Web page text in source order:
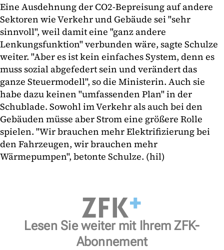
Eine Ausdehnung der CO2-Bepreisung auf andere
Sektoren wie Verkehr und Gebäude sei "sehr
sinnvoll", weil damit eine "ganz andere
Lenkungsfunktion" verbunden wäre, sagte Schulze
weiter. "Aber es ist kein einfaches System, denn es
muss sozial abgefedert sein und verändert das
ganze Steuermodell", so die Ministerin. Auch sie
habe dazu keinen "umfassenden Plan" in der
Schublade. Sowohl im Verkehr als auch bei den
Gebäuden müsse aber Strom eine größere Rolle
spielen. "Wir brauchen mehr Elektrifizierung bei
den Fahrzeugen, wir brauchen mehr
Wärmepumpen", betonte Schulze. (hil)
Lesen Sie weiter mit Ihrem ZFK-
Abonnement